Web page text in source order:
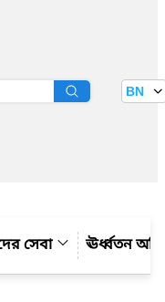
BN
সেবা ঊর্ধ্বতন